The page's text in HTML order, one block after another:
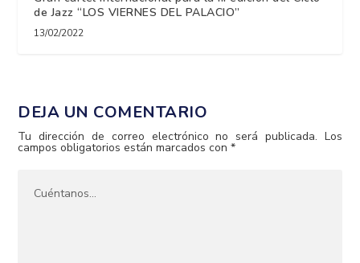
de Jazz “LOS VIERNES DEL PALACIO”
13/02/2022
DEJA UN COMENTARIO
Tu dirección de correo electrónico no será publicada. Los
campos obligatorios están marcados con*